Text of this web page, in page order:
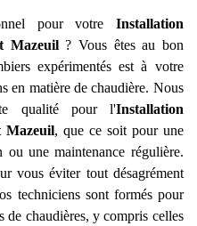
pour votre Installation
Mazeuil? Vous êtes au bon
expérimentés est à votre
en matière de chaudière. Nous
qualité pour l'Installation
Mazeuil, que ce soit pour une
ou une maintenance régulière.
vous éviter tout désagrément
techniciens sont formés pour
de chaudières, y compris celles